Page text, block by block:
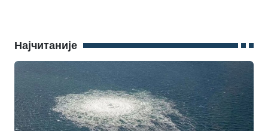
Најчитаније